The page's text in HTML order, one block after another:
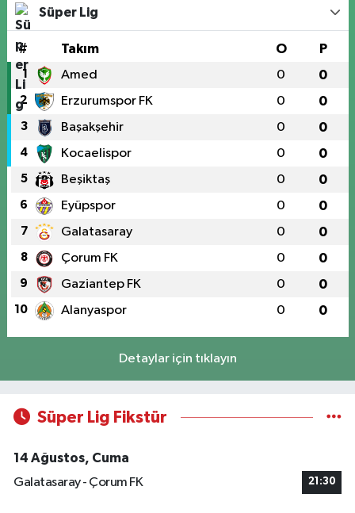
Süper Lig
# Takım O P
1 Amed 0 0
2 Erzurumspor FK 0 0
3 Başakşehir 0 0
4 Kocaelispor 0 0
5 Beşiktaş 0 0
6 Eyüpspor 0 0
7 Galatasaray 0 0
8 Çorum FK 0 0
9 Gaziantep FK 0 0
10 Alanyaspor 0 0
Detaylar için tıklayın
Süper Lig Fikstür
14 Ağustos, Cuma
Galatasaray - Çorum FK
21:30